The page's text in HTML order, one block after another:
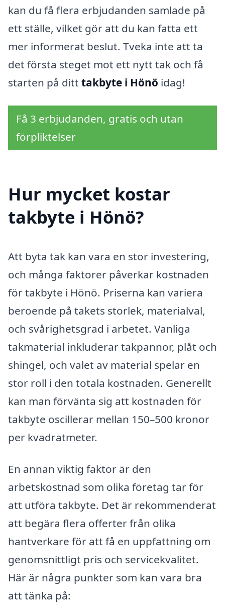
kan du få flera erbjudanden samlade på
ett ställe, vilket gör att du kan fatta ett
mer informerat beslut. Tveka inte att ta
det första steget mot ett nytt tak och få
starten på ditt takbyte i Hönö idag!
Få 3 erbjudanden, gratis och utan
förpliktelser
Hur mycket kostar
takbyte i Hönö?
Att byta tak kan vara en stor investering,
och många faktorer påverkar kostnaden
för takbyte i Hönö. Priserna kan variera
beroende på takets storlek, materialval,
och svårighetsgrad i arbetet. Vanliga
takmaterial inkluderar takpannor, plåt och
shingel, och valet av material spelar en
stor roll i den totala kostnaden. Generellt
kan man förvänta sig att kostnaden för
takbyte oscillerar mellan 150–500 kronor
per kvadratmeter.
En annan viktig faktor är den
arbetskostnad som olika företag tar för
att utföra takbyte. Det är rekommenderat
att begära flera offerter från olika
hantverkare för att få en uppfattning om
genomsnittligt pris och servicekvalitet.
Här är några punkter som kan vara bra
att tänka på: